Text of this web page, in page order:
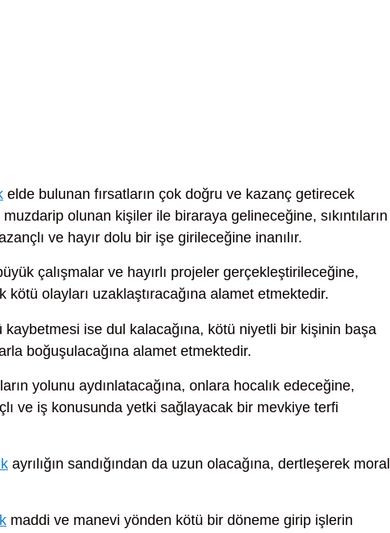
elde bulunan fırsatların çok doğru ve kazanç getirecek
olunan kişiler ile biraraya gelineceğine, sıkıntıların
ve hayır dolu bir işe girileceğine inanılır.
çalışmalar ve hayırlı projeler gerçekleştirileceğine,
olayları uzaklaştıracağına alamet etmektedir.
kaybetmesi ise dul kalacağına, kötü niyetli bir kişinin başa
boğuşulacağına alamet etmektedir.
yolunu aydınlatacağına, onlara hocalık edeceğine,
ve iş konusunda yetki sağlayacak bir mevkiye terfi
ayrılığın sandığından da uzun olacağına, dertleşerek moral
maddi ve manevi yönden kötü bir döneme girip işlerin